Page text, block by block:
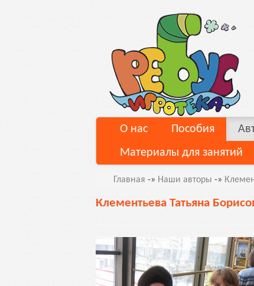
О нас Пособия
Материалы для занятий
Главная -» Наши авторы -»
Клементьева Татьяна